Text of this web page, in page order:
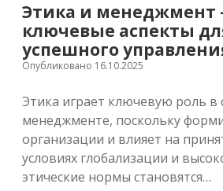
Этика и менеджмент
ключевые аспекты
успешного
Опубликовано 16.10.2025
Этика играет ключевую роль
менеджменте, поскольку
организации и влияет на
условиях глобализации и
этические нормы становятся…